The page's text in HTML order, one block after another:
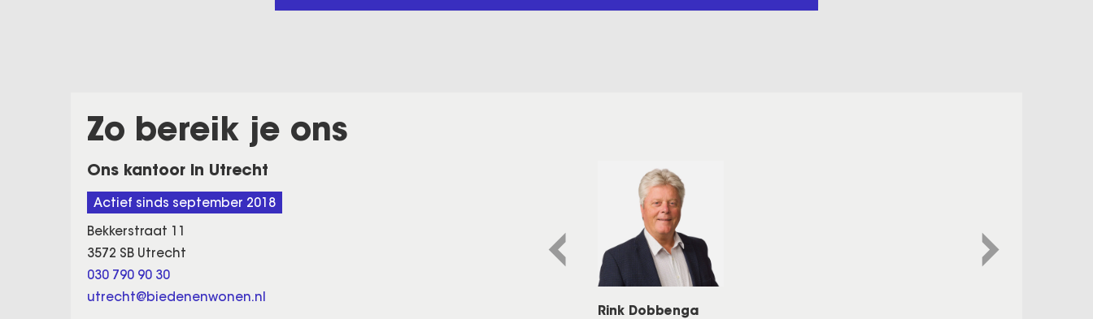
Zo bereik je ons
Ons kantoor in Utrecht
Actief sinds september 2018
Bekkerstraat 11
3572 SB Utrecht
030 790 90 30
utrecht@biedenenwonen.nl
Rink Dobbenga